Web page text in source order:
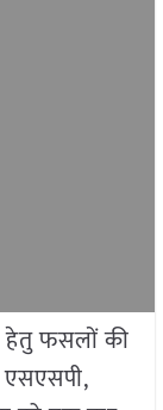
हेतु फसलों की
एसएसपी,